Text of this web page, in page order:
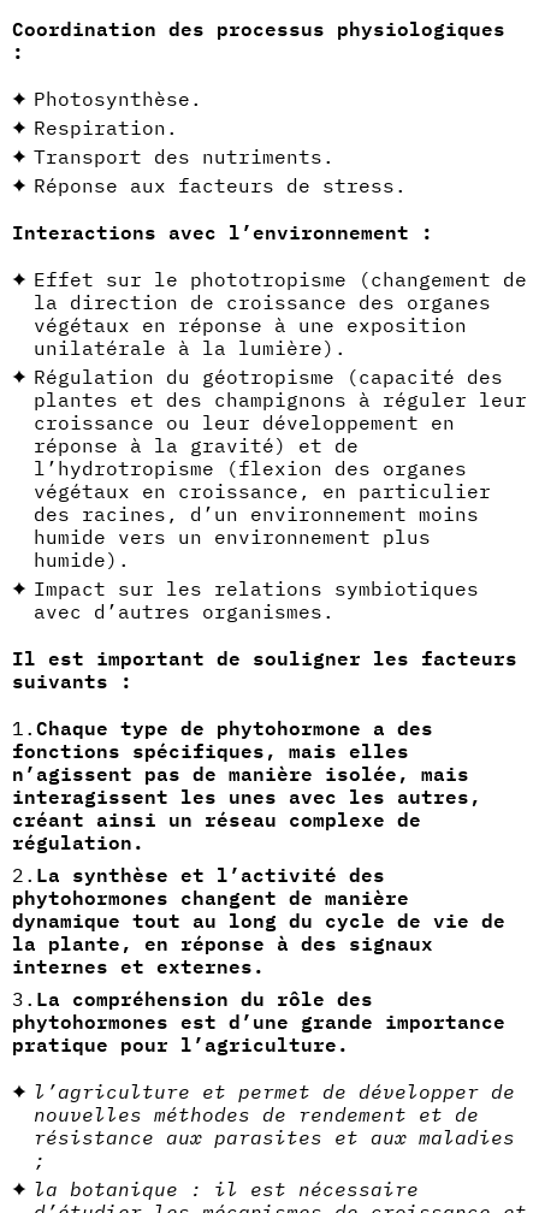
Coordination des processus physiologiques
:
Photosynthèse.
Respiration.
Transport des nutriments.
Réponse aux facteurs de stress.
Interactions avec l’environnement :
Effet sur le phototropisme (changement de
la direction de croissance des organes
végétaux en réponse à une exposition
unilatérale à la lumière).
Régulation du géotropisme (capacité des
plantes et des champignons à réguler leur
croissance ou leur développement en
réponse à la gravité) et de
l’hydrotropisme (flexion des organes
végétaux en croissance, en particulier
des racines, d’un environnement moins
humide vers un environnement plus
humide).
Impact sur les relations symbiotiques
avec d’autres organismes.
Il est important de souligner les facteurs
suivants :
Chaque type de phytohormone a des
fonctions spécifiques, mais elles
n’agissent pas de manière isolée, mais
interagissent les unes avec les autres,
créant ainsi un réseau complexe de
régulation.
La synthèse et l’activité des
phytohormones changent de manière
dynamique tout au long du cycle de vie de
la plante, en réponse à des signaux
internes et externes.
La compréhension du rôle des
phytohormones est d’une grande importance
pratique pour l’agriculture.
l’agriculture et permet de développer de
nouvelles méthodes de rendement et de
résistance aux parasites et aux maladies
;
la botanique : il est nécessaire